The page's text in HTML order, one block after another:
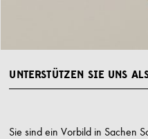
UNTERSTÜTZEN SIE UNS
Sie sind ein Vorbild in Sachen